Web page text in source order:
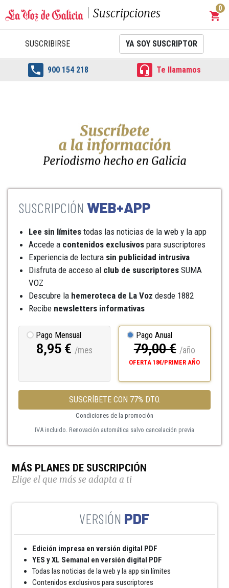
Suscripciones shopping_cart
0
SUSCRIBIRSE YA SOY SUSCRIPTOR
 900 154 218  Te llamamos
WEB+APP
Lee sin límites todas las noticias de la web y la app
Accede a contenidos exclusivos para suscriptores
Experiencia de lectura sin publicidad intrusiva
Disfruta de acceso al club de suscriptores SUMA
VOZ
Descubre la hemeroteca de La Voz desde 1882
Recibe newsletters informativas
Pago Mensual
8,95 € /mes
Pago Anual
79,00 € /año
OFERTA 18€/PRIMER AÑO
SUSCRÍBETE CON 77% DTO.
Condiciones de la promoción
IVA incluido. Renovación automática salvo cancelación previa
MÁS PLANES DE SUSCRIPCIÓN
Elige el que más se adapta a ti
PDF
Edición impresa en versión digital PDF
YES y XL Semanal en versión digital PDF
Todas las noticias de la web y la app sin límites
Contenidos exclusivos para suscriptores